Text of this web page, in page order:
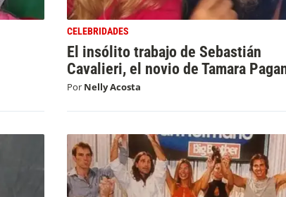
CELEBRIDADES
El insólito trabajo de Sebastián
Cavalieri, el novio de Tamara
Por Nelly Acosta